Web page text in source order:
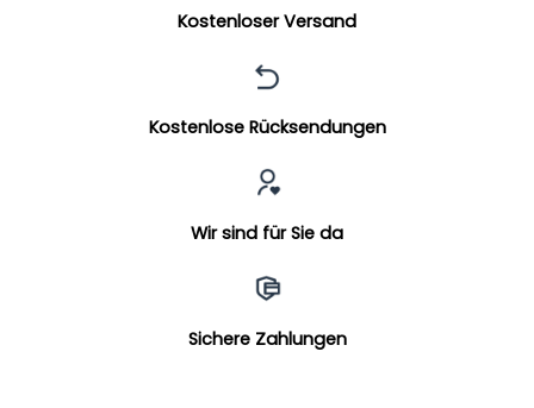
Kostenloser Versand
Kostenlose Rücksendungen
Wir sind für Sie da
Sichere Zahlungen